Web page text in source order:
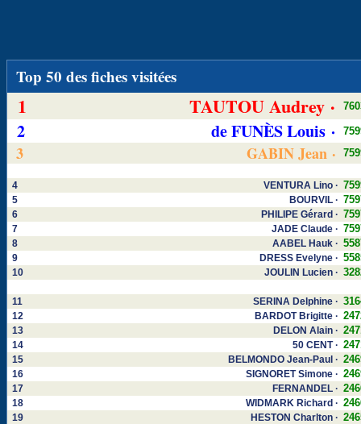
Top 50 des fiches visitées
1 TAUTOU Audrey ·
2 de FUNÈS Louis ·
3 GABIN Jean ·
4 VENTURA Lino ·
5 BOURVIL ·
6 PHILIPE Gérard ·
7 JADE Claude ·
8 AABEL Hauk ·
9 DRESS Evelyne ·
10 JOULIN Lucien ·
11 SERINA Delphine ·
12 BARDOT Brigitte ·
13 DELON Alain ·
14 50 CENT ·
15 BELMONDO Jean-Paul ·
16 SIGNORET Simone ·
17 FERNANDEL ·
18 WIDMARK Richard ·
19 HESTON Charlton ·